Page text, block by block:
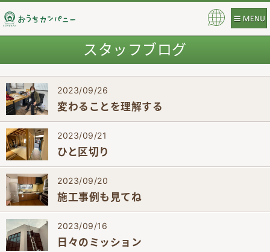
スタッフブログ
2023/09/26
変わることを理解する
2023/09/21
ひと区切り
2023/09/20
施工事例も見てね
2023/09/16
日々のミッション